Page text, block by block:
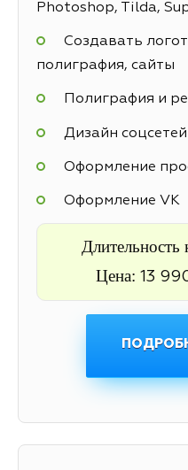
Photoshop, Tilda,
Создавать
полиграфия, сайты
Полиграфия и
Дизайн соцсетей
Оформление
Оформление VK
Длительность
Цена: 13